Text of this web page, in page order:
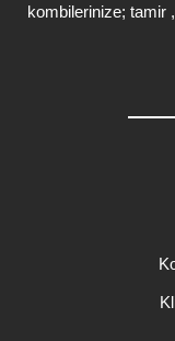
kombilerinize; tamir